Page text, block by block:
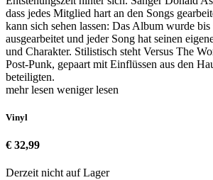
dass jedes Mitglied hart an den Songs
kann sich sehen lassen: Das Album wurde
ausgearbeitet und jeder Song hat seinen
und Charakter. Stilistisch steht Versus The
Post-Punk, gepaart mit Einflüssen aus den
beteiligten.
mehr lesen weniger lesen
Vinyl
€ 32,99
Derzeit nicht auf Lager